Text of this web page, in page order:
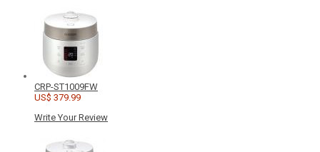
CRP-ST1009FW
US$ 379.99
Write Your Review